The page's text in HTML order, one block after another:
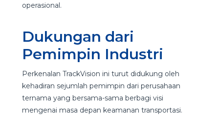
operasional.
Dukungan dari
Pemimpin Industri
Perkenalan TrackVision ini turut didukung oleh
kehadiran sejumlah pemimpin dari perusahaan
ternama yang bersama-sama berbagi visi
mengenai masa depan keamanan transportasi.